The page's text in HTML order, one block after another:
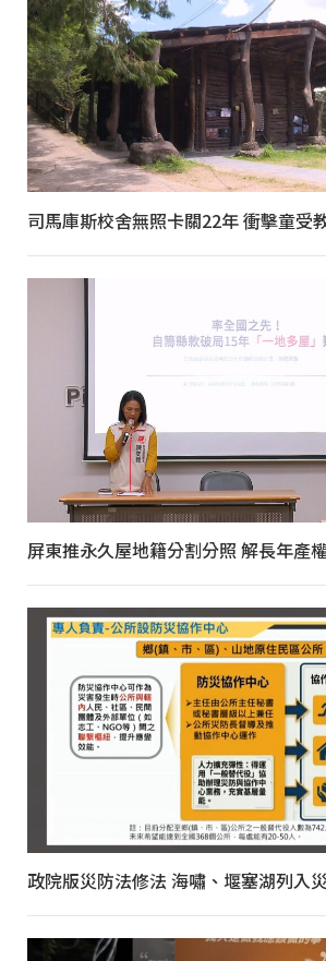
司馬庫斯校舍無照卡關22年 衝擊童受
屏東推永久屋地籍分割分照 解長年產
政院版災防法修法 海嘯、堰塞湖列入